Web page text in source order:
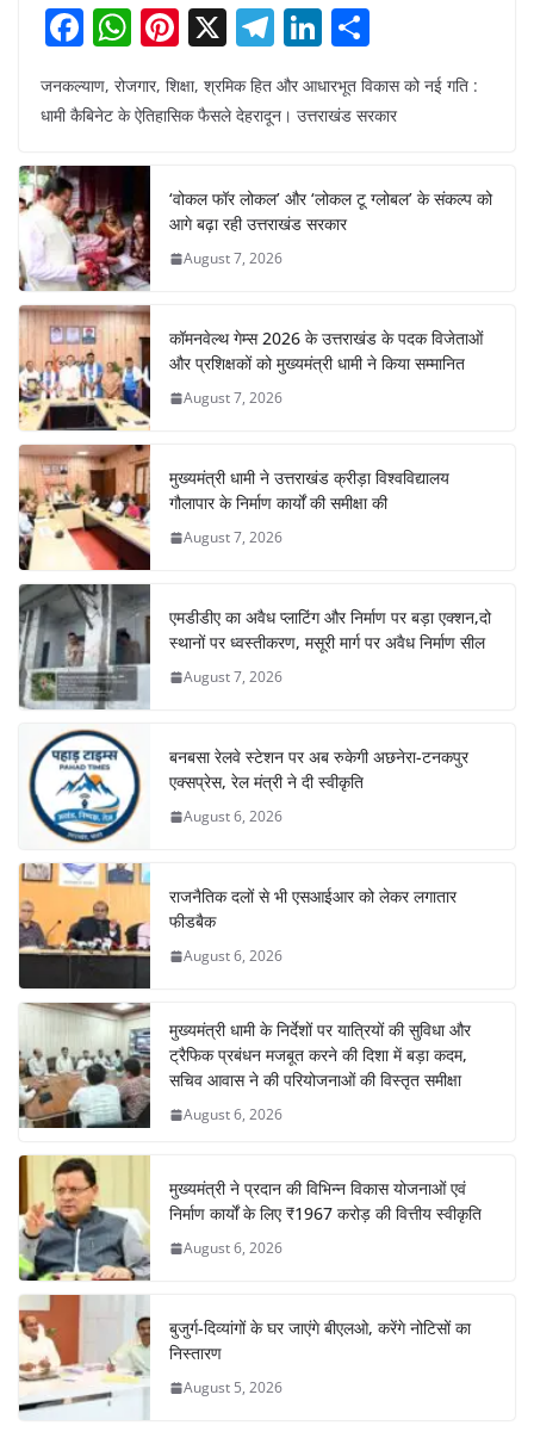
F
c
b
o
o
k
W
at
s
A
p
p
Pi
er
st
X T
el
e
a
m
Li
k
dI
n
h
ar
जनकल्याण, रोजगार, शिक्षा, श्रमिक हित और आधारभूत विकास को नई गति :
धामी कैबिनेट के ऐतिहासिक फैसले देहरादून। उत्तराखंड सरकार
‘वोकल फॉर लोकल’ और ‘लोकल टू ग्लोबल’ के संकल्प को
आगे बढ़ा रही उत्तराखंड सरकार
August 7, 2026
कॉमनवेल्थ गेम्स 2026 के उत्तराखंड के पदक विजेताओं
और प्रशिक्षकों को मुख्यमंत्री धामी ने किया सम्मानित
August 7, 2026
मुख्यमंत्री धामी ने उत्तराखंड क्रीड़ा विश्वविद्यालय
गौलापार के निर्माण कार्यों की समीक्षा की
August 7, 2026
एमडीडीए का अवैध प्लाटिंग और निर्माण पर बड़ा एक्शन,दो
स्थानों पर ध्वस्तीकरण, मसूरी मार्ग पर अवैध निर्माण सील
August 7, 2026
बनबसा रेलवे स्टेशन पर अब रुकेगी अछनेरा-टनकपुर
एक्सप्रेस, रेल मंत्री ने दी स्वीकृति
August 6, 2026
राजनैतिक दलों से भी एसआईआर को लेकर लगातार
फीडबैक
August 6, 2026
मुख्यमंत्री धामी के निर्देशों पर यात्रियों की सुविधा और
ट्रैफिक प्रबंधन मजबूत करने की दिशा में बड़ा कदम,
सचिव आवास ने की परियोजनाओं की विस्तृत समीक्षा
August 6, 2026
मुख्यमंत्री ने प्रदान की विभिन्न विकास योजनाओं एवं
निर्माण कार्यों के लिए ₹1967 करोड़ की वित्तीय स्वीकृति
August 6, 2026
बुजुर्ग-दिव्यांगों के घर जाएंगे बीएलओ, करेंगे नोटिसों का
निस्तारण
August 5, 2026